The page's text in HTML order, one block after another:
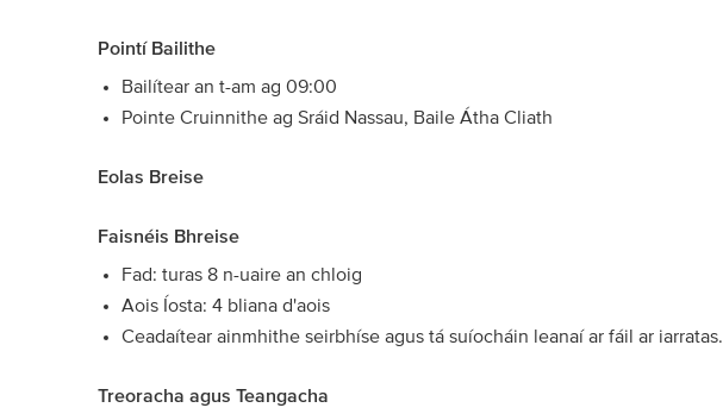
Pointí Bailithe
Bailítear an t-am ag 09:00
Pointe Cruinnithe ag Sráid Nassau, Baile Átha Cliath
Eolas Breise
Faisnéis Bhreise
Fad: turas 8 n-uaire an chloig
Aois Íosta: 4 bliana d'aois
Ceadaítear ainmhithe seirbhíse agus tá suíocháin leanaí ar fáil ar iarratas.
Treoracha agus Teangacha